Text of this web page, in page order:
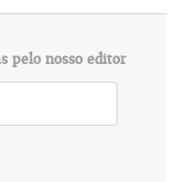
pelo nosso editor